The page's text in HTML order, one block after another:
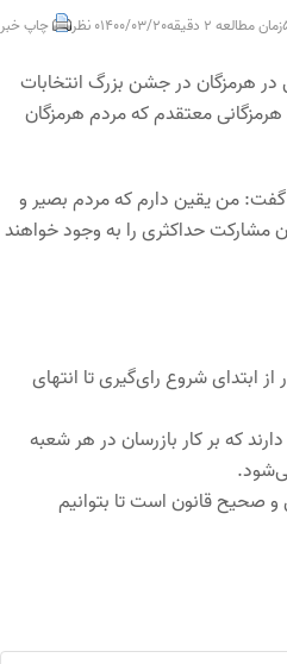
زمان مطالعه 2 دقیقه 1400/03/200 نظر چاپ خبر
هرمزگان در جشن بزرگ انتخابات
معتقدم که مردم هرمزگان
من یقین دارم که مردم بصیر و
مشارکت حداکثری را به وجود خواهند
ابتدای شروع رای‌گیری تا انتهای
که به‌طور میانگین به ازای هر 15 شعبه اخذرای حضور دارند که بر کار بازرسان در هر شعبه
صحیح قانون است تا بتوانیم